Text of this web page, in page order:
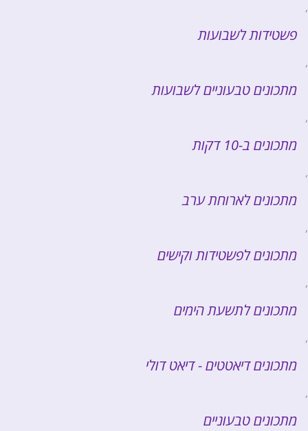
,
פשטידות לשבועות
,
מתכונים טבעוניים לשבועות
,
מתכונים ב-10 דקות
,
מתכונים לארוחת ערב
,
מתכונים לפשטידות וקישים
,
מתכונים לתשעת הימים
,
מתכונים דיאטטים - דיאט דולי
,
מתכונים טבעוניים